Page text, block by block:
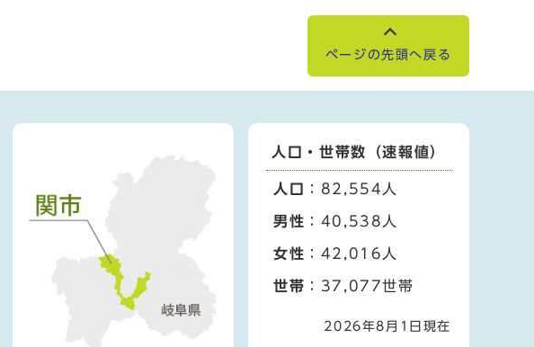
ページの先頭へ戻る
人口・世帯数（速報値）
人口 ：82,554人
男性 ：40,538人
女性 ：42,016人
世帯 ：37,077世帯
2026年8月1日現在